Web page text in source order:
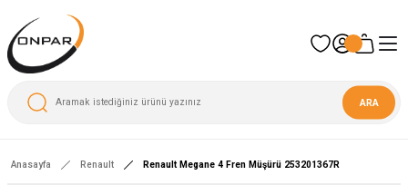
ARA
Anasayfa Renault Renault Megane 4 Fren Müşürü 253201367R